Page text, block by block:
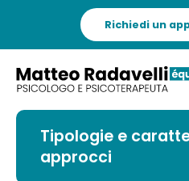
Richiedi un
Tipologie e
approcci